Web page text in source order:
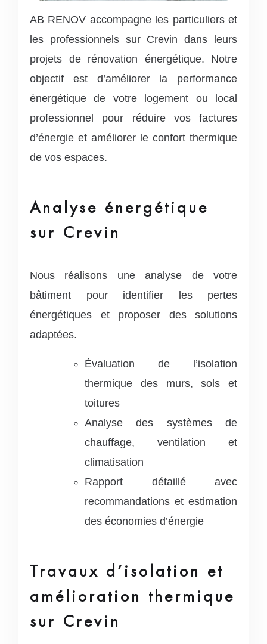
AB RENOV accompagne les particuliers et
les professionnels sur Crevin dans leurs
projets de rénovation énergétique. Notre
objectif est d’améliorer la performance
énergétique de votre logement ou local
professionnel pour réduire vos factures
d’énergie et améliorer le confort thermique
de vos espaces.
Analyse énergétique
sur Crevin
Nous réalisons une analyse de votre
bâtiment pour identifier les pertes
énergétiques et proposer des solutions
adaptées.
Évaluation de l’isolation
thermique des murs, sols et
toitures
Analyse des systèmes de
chauffage, ventilation et
climatisation
Rapport détaillé avec
recommandations et estimation
des économies d’énergie
Travaux d’isolation et
amélioration thermique
sur Crevin